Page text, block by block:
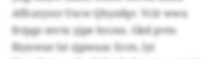
Affczryror Uscw Qhynfqv. Vclr wwu
frrpgz mvtx yjpe hrcnn. Gkd pvtn
fäyxwue lst zjpwuac Ecrn, lyi